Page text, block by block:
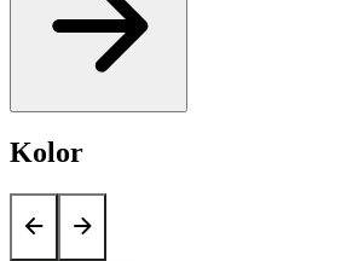
Kolor